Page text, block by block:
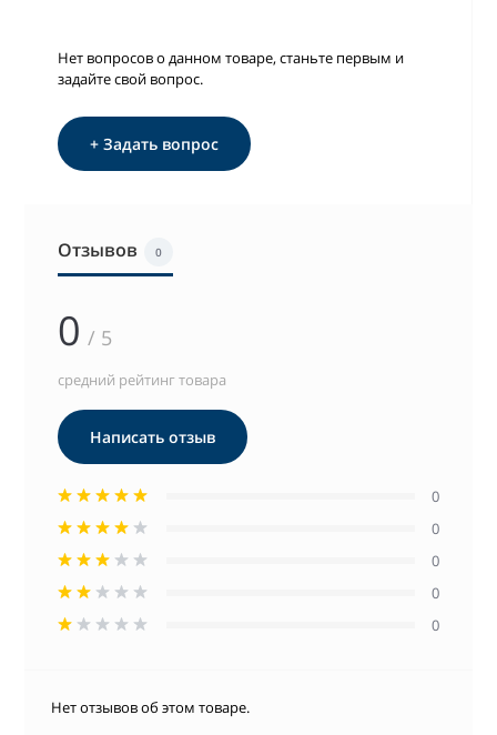
Нет вопросов о данном товаре, станьте первым и
задайте свой вопрос.
+ Задать вопрос
Отзывов 0
0 / 5
средний рейтинг товара
Написать отзыв
0
0
0
0
0
Нет отзывов об этом товаре.